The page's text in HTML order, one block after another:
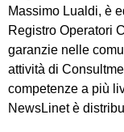
Massimo Lualdi, è
Registro Operatori
garanzie nelle
attività di
competenze a più
NewsLinet è